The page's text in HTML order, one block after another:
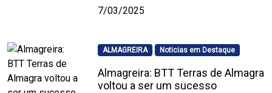
7/03/2025
ALMAGREIRA Noticias em Destaque
Almagreira: BTT Terras de Almagra
voltou a ser um sucesso